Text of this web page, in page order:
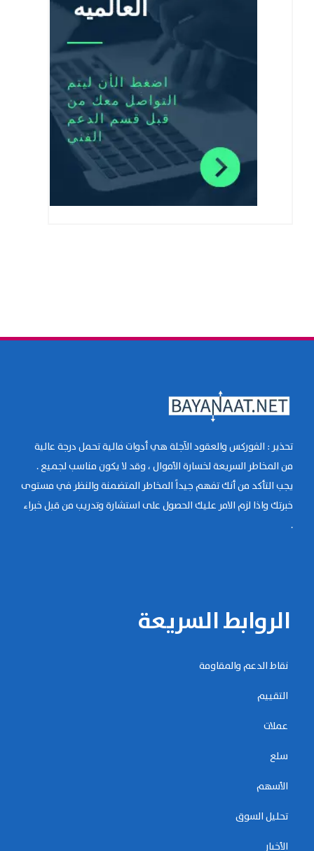
تحذير : الفوركس والعقود الآجلة هي أدوات مالية تحمل درجة عالية
من المخاطر السريعة لخسارة الأموال ، وقد لا يكون مناسب لجميع .
يجب التأكد من أنك تفهم جيداً المخاطر المتضمنة والنظر في مستوى
خبرتك واذا لزم الامر عليك الحصول على استشارة وتدريب من قبل خبراء
.
الروابط السريعة
نقاط الدعم والمقاومة
التقييم
عملات
سلع
الأسهم
تحليل السوق
الأخبار